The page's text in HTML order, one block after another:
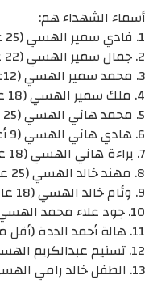
أسماء الشهداء هم:
1. فادي سمير الهسي (25 عام)
2. جمال سمير الهسي (22 عام)
3. محمد سمير الهسي (12عام)
4. ملك سمير الهسي (18 عام)
5. محمد هاني الهسي (25 عام)
6. هادي هاني الهسي (9 أعوام)
7. براءة هاني الهسي (18 عام)
8. مهند خالد الهسي (25 عام)
9. وئام خالد الهسي (18 عام)
10. جود علاء محمد الهسي (عام واحد)
11. هالة أحمد الددة (أقل من عام)
12. تسنيم عبدالكريم الهسي (18 عام)
13. الطفل خالد رامي الهسي (7 أعوام)